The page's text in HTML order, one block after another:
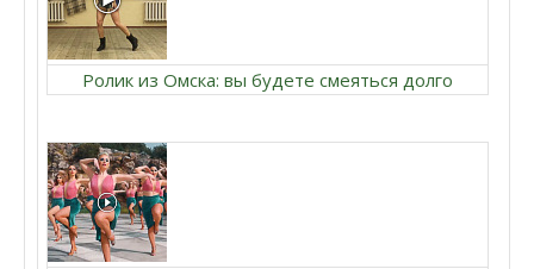
Ролик из Омска: вы будете смеяться долго